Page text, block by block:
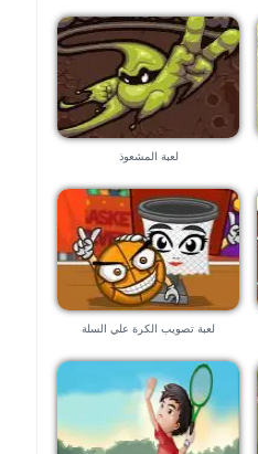
لعبة المشعوذ
لعبة تصويب الكرة علي السلة